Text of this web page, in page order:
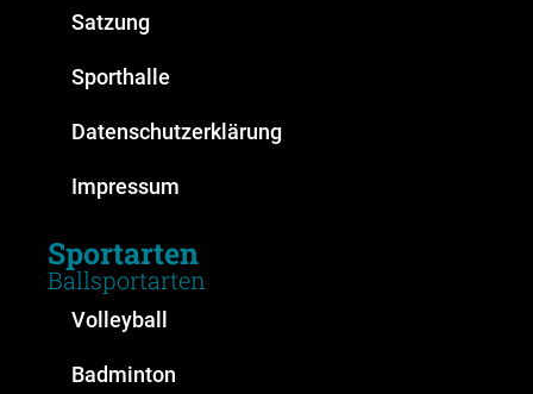
Satzung
Sporthalle
Datenschutzerklärung
Impressum
Sportarten
Ballsportarten
Volleyball
Badminton